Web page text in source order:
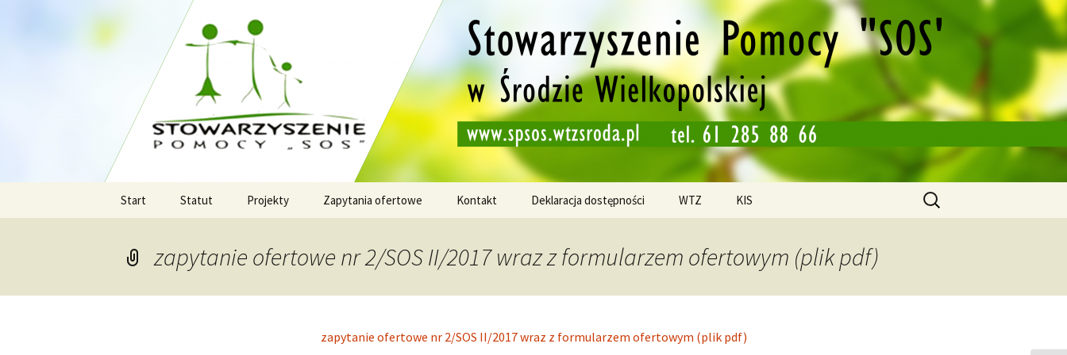
Stowarzyszenie Pomocy "SOS" w Środzie
Wielkopolskiej
Stowarzyszenie Pomocy "SOS" w Środzie Wielkopolskiej. Jednostka prowadząca Warsztat Terapii Zajęciowej w Środzie
Wielkopolskiej.
Start Statut Projekty Zapytania ofertowe Kontakt Deklaracja dostępności WTZ KIS
Szukaj:
zapytanie ofertowe nr 2/SOS II/2017 wraz z formularzem ofertowym (plik pdf)
zapytanie ofertowe nr 2/SOS II/2017 wraz z formularzem ofertowym (plik pdf)